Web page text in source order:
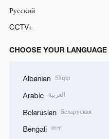
Русский
CCTV+
CHOOSE YOUR LANGUAGE
Albanian Shqip
Arabic العربية
Belarusian Беларуская
Bengali বাংলা